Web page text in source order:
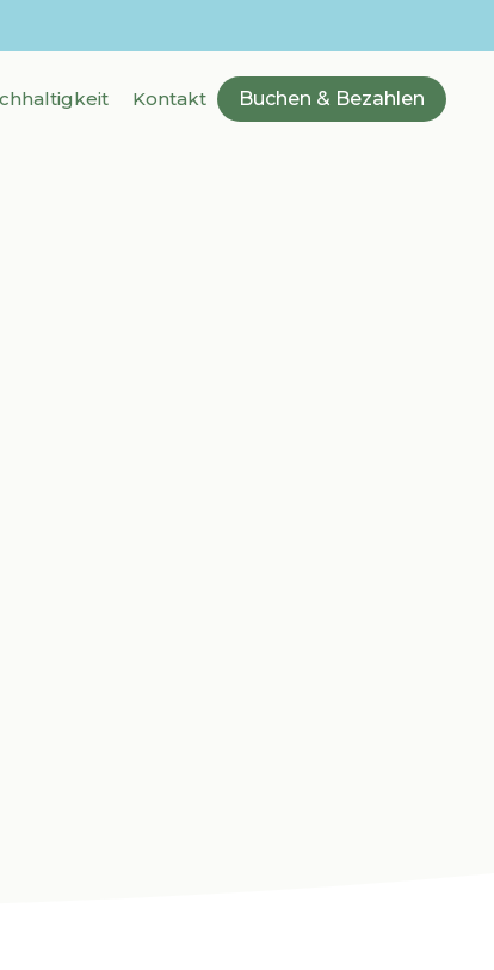
Kontakt Buchen & Bezahlen